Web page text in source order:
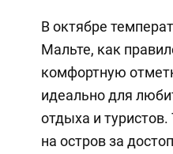
В октябре
Мальте, как
комфортную
идеально для
отдыха и
на остров за